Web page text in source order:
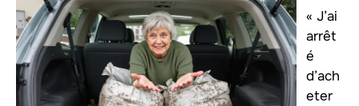
« J’ai
arrêt
é
d’ach
eter